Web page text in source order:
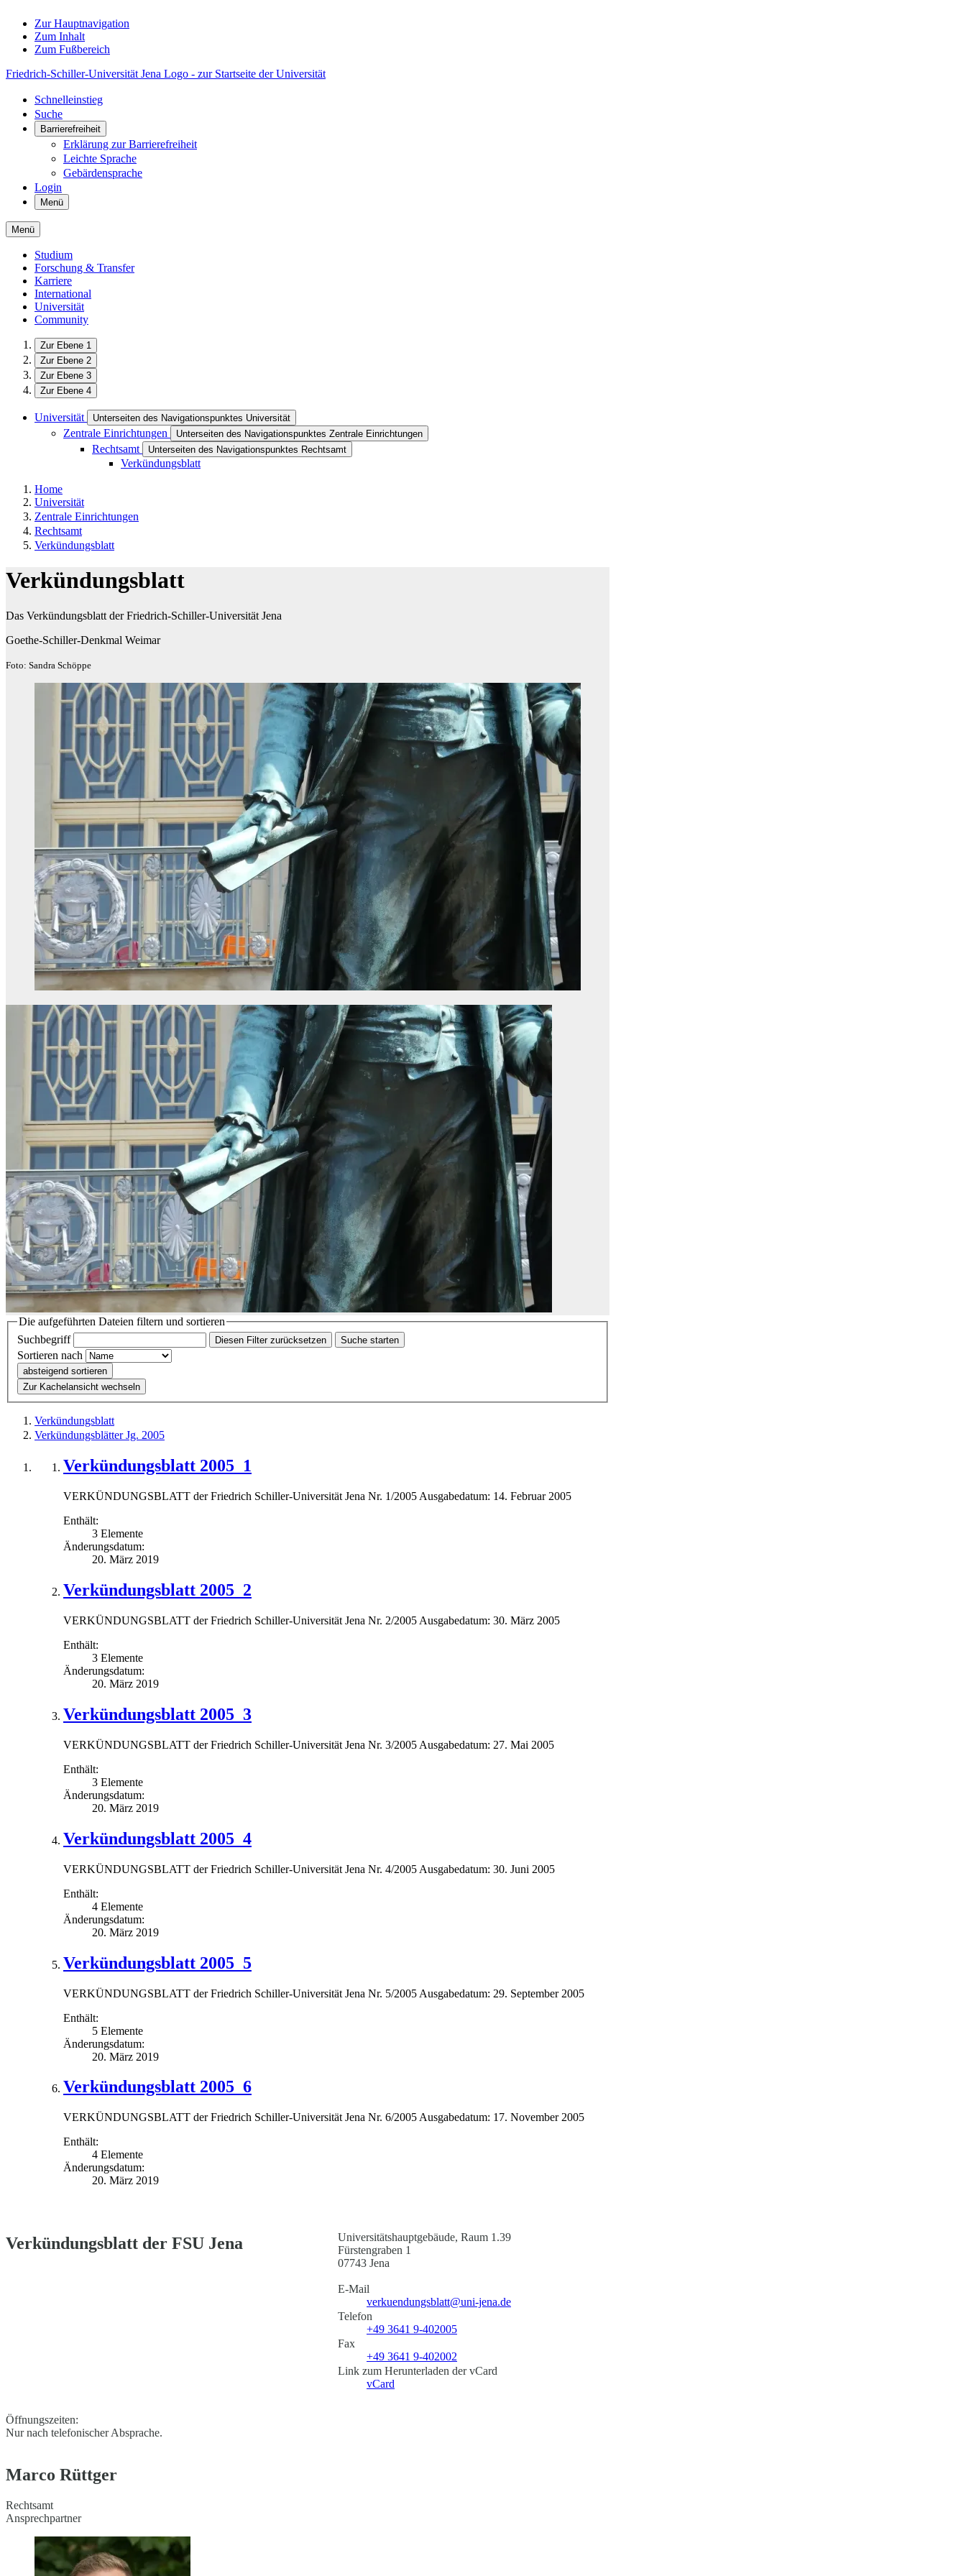
Zur Hauptnavigation
Zum Inhalt
Zum Fußbereich
Friedrich-Schiller-Universität Jena Logo - zur Startseite der Universität
Schnelleinstieg
Suche
Barrierefreiheit
Erklärung zur Barrierefreiheit
Leichte Sprache
Gebärdensprache
Login
Menü
Menü
Studium
Forschung & Transfer
Karriere
International
Universität
Community
Zur Ebene 1
Zur Ebene 2
Zur Ebene 3
Zur Ebene 4
Universität Unterseiten des Navigationspunktes Universität
Zentrale Einrichtungen Unterseiten des Navigationspunktes Zentrale Einrichtungen
Rechtsamt Unterseiten des Navigationspunktes Rechtsamt
Verkündungsblatt
Home
Universität
Zentrale Einrichtungen
Rechtsamt
Verkündungsblatt
Verkündungsblatt
Das Verkündungsblatt der Friedrich-Schiller-Universität Jena
Goethe-Schiller-Denkmal Weimar
Foto: Sandra Schöppe
Die aufgeführten Dateien filtern und sortieren
Suchbegriff
Diesen Filter zurücksetzen Suche starten
Sortieren nach
absteigend sortieren
Zur Kachelansicht wechseln
Verkündungsblatt
Verkündungsblätter Jg. 2005
Verkündungsblatt 2005_1
VERKÜNDUNGSBLATT der Friedrich Schiller-Universität Jena Nr. 1/2005 Ausgabedatum: 14. Februar 2005
Enthält:
3 Elemente
Änderungsdatum:
20. März 2019
Verkündungsblatt 2005_2
VERKÜNDUNGSBLATT der Friedrich Schiller-Universität Jena Nr. 2/2005 Ausgabedatum: 30. März 2005
Enthält:
3 Elemente
Änderungsdatum:
20. März 2019
Verkündungsblatt 2005_3
VERKÜNDUNGSBLATT der Friedrich Schiller-Universität Jena Nr. 3/2005 Ausgabedatum: 27. Mai 2005
Enthält:
3 Elemente
Änderungsdatum:
20. März 2019
Verkündungsblatt 2005_4
VERKÜNDUNGSBLATT der Friedrich Schiller-Universität Jena Nr. 4/2005 Ausgabedatum: 30. Juni 2005
Enthält:
4 Elemente
Änderungsdatum:
20. März 2019
Verkündungsblatt 2005_5
VERKÜNDUNGSBLATT der Friedrich Schiller-Universität Jena Nr. 5/2005 Ausgabedatum: 29. September 2005
Enthält:
5 Elemente
Änderungsdatum:
20. März 2019
Verkündungsblatt 2005_6
VERKÜNDUNGSBLATT der Friedrich Schiller-Universität Jena Nr. 6/2005 Ausgabedatum: 17. November 2005
Enthält:
4 Elemente
Änderungsdatum:
20. März 2019
Verkündungsblatt der FSU Jena
Universitätshauptgebäude, Raum 1.39
Fürstengraben 1
07743 Jena
E-Mail
verkuendungsblatt@uni-jena.de
Telefon
+49 3641 9-402005
Fax
+49 3641 9-402002
Link zum Herunterladen der vCard
vCard
Öffnungszeiten:
Nur nach telefonischer Absprache.
Marco Rüttger
Rechtsamt
Ansprechpartner